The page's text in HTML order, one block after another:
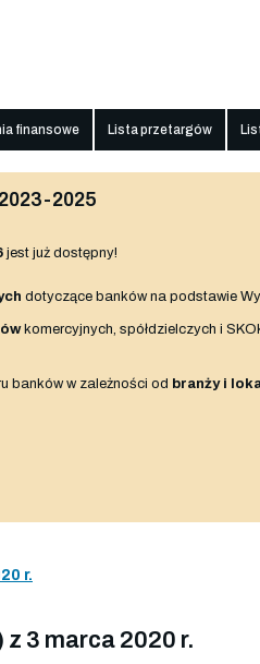
finansowe Lista przetargów
2025
jest już dostępny!
dotyczące banków na podstawie
komercyjnych, spółdzielczych i
banków w zależności od branży i
r.
3 marca 2020 r.